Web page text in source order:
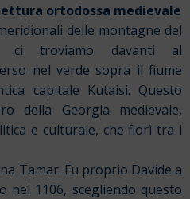
ortodossa medievale
delle montagne del
ci troviamo davanti al
nel verde sopra il fiume
capitale Kutaisi. Questo
della Georgia medievale,
e culturale, che fiorì tra i
Tamar. Fu proprio Davide a
nel 1106, scegliendo questo